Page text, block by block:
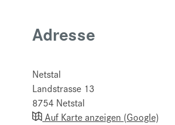
Adresse
Netstal
Landstrasse 13
8754 Netstal
Auf Karte anzeigen (Google)